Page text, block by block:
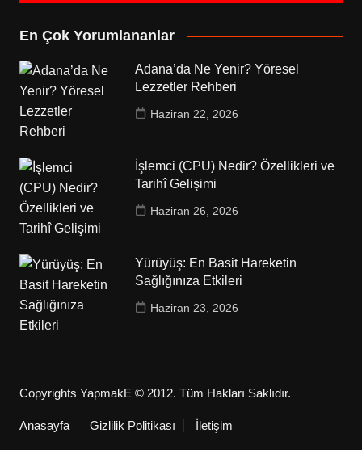
En Çok Yorumlananlar
Adana’da Ne Yenir? Yöresel
Lezzetler Rehberi
Haziran 22, 2026
İşlemci (CPU) Nedir? Özellikleri ve
Tarihî Gelişimi
Haziran 26, 2026
Yürüyüş: En Basit Hareketin
Sağlığınıza Etkileri
Haziran 23, 2026
Copyrights YapmakE © 2012. Tüm Hakları Saklıdır.
Anasayfa Gizlilik Politikası İletişim